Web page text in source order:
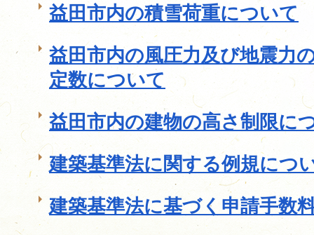
益田市内の積雪荷重について
益田市内の風圧力及び地震力
定数について
益田市内の建物の高さ制限に
建築基準法に関する例規につ
建築基準法に基づく申請手数